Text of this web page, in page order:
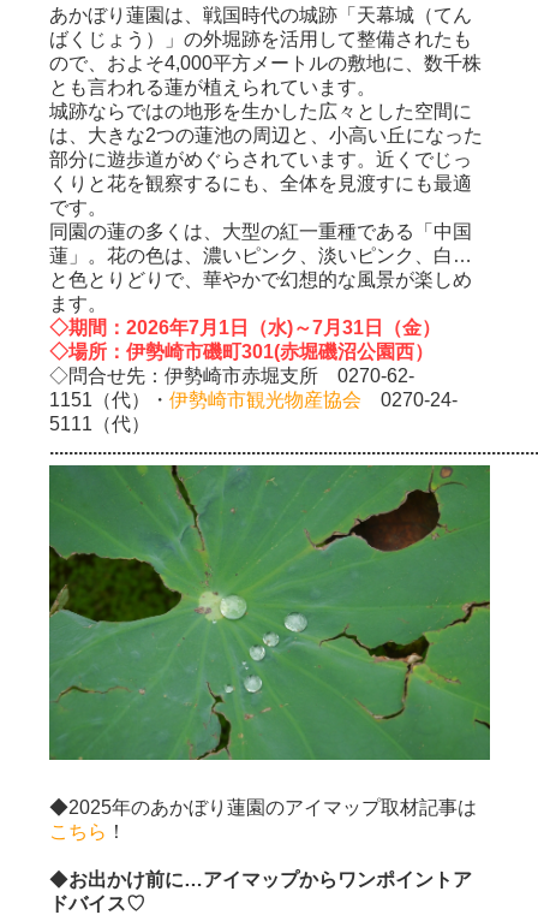
あかぼり蓮園は、戦国時代の城跡「天幕城（てん
ばくじょう）」の外堀跡を活用して整備されたも
ので、およそ4,000平方メートルの敷地に、数千株
とも言われる蓮が植えられています。
城跡ならではの地形を生かした広々とした空間に
は、大きな2つの蓮池の周辺と、小高い丘になった
部分に遊歩道がめぐらされています。近くでじっ
くりと花を観察するにも、全体を見渡すにも最適
です。
同園の蓮の多くは、大型の紅一重種である「中国
蓮」。花の色は、濃いピンク、淡いピンク、白…
と色とりどりで、華やかで幻想的な風景が楽しめ
ます。
◇期間：2026年7月1日（水)～7月31日（金）
◇場所：伊勢崎市磯町301(赤堀磯沼公園西）
◇問合せ先：伊勢崎市赤堀支所 0270-62-
1151（代）・ 伊勢崎市観光物産協会 0270-24-
5111（代）
◆2025年のあかぼり蓮園のアイマップ取材記事は
こちら ！
◆お出かけ前に…アイマップからワンポイントア
ドバイス♡